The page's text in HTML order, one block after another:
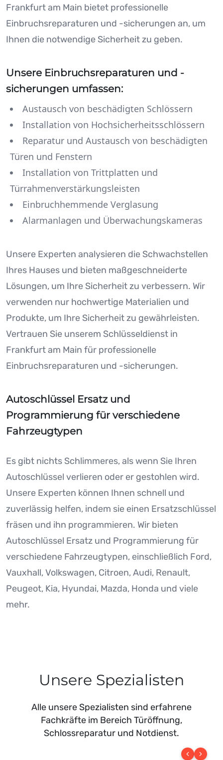
Frankfurt am Main bietet professionelle
Einbruchsreparaturen und -sicherungen an, um
Ihnen die notwendige Sicherheit zu geben.
Unsere Einbruchsreparaturen und -
sicherungen umfassen:
Austausch von beschädigten Schlössern
Installation von Hochsicherheitsschlössern
Reparatur und Austausch von beschädigten
Türen und Fenstern
Installation von Trittplatten und
Türrahmenverstärkungsleisten
Einbruchhemmende Verglasung
Alarmanlagen und Überwachungskameras
Unsere Experten analysieren die Schwachstellen
Ihres Hauses und bieten maßgeschneiderte
Lösungen, um Ihre Sicherheit zu verbessern. Wir
verwenden nur hochwertige Materialien und
Produkte, um Ihre Sicherheit zu gewährleisten.
Vertrauen Sie unserem Schlüsseldienst in
Frankfurt am Main für professionelle
Einbruchsreparaturen und -sicherungen.
Autoschlüssel Ersatz und
Programmierung für verschiedene
Fahrzeugtypen
Es gibt nichts Schlimmeres, als wenn Sie Ihren
Autoschlüssel verlieren oder er gestohlen wird.
Unsere Experten können Ihnen schnell und
zuverlässig helfen, indem sie einen Ersatzschlüssel
fräsen und ihn programmieren. Wir bieten
Autoschlüssel Ersatz und Programmierung für
verschiedene Fahrzeugtypen, einschließlich Ford,
Vauxhall, Volkswagen, Citroen, Audi, Renault,
Peugeot, Kia, Hyundai, Mazda, Honda und viele
mehr.
Unsere Spezialisten
Alle unsere Spezialisten sind erfahrene
Fachkräfte im Bereich Türöffnung,
Schlossreparatur und Notdienst.